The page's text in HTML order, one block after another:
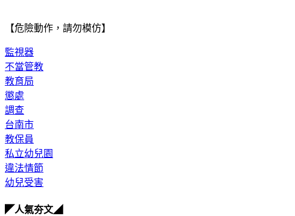
【危險動作，請勿模仿】
監視器
不當管教
教育局
懲處
調查
台南市
教保員
私立幼兒園
違法情節
幼兒受害
◤人氣夯文◢